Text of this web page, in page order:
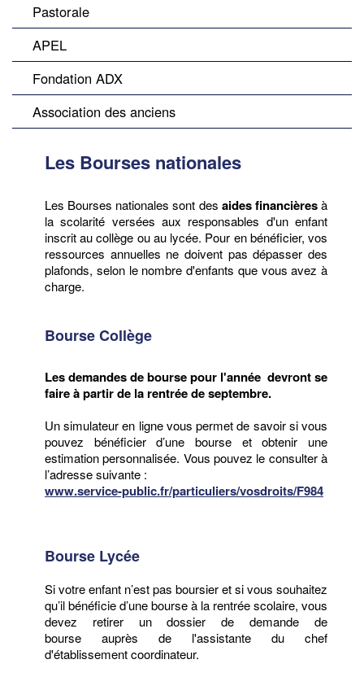
Pastorale
APEL
Fondation ADX
Association des anciens
Les Bourses nationales
Les Bourses nationales sont des aides financièresà
la scolarité versées aux responsables d'un enfant
inscrit au collège ou au lycée. Pour en bénéficier, vos
ressources annuelles ne doivent pas dépasser des
plafonds, selon le nombre d'enfants que vous avez à
charge.
Bourse Collège
Les demandes de bourse pour l'année devront se
faire à partir de la rentrée de septembre.
Un simulateur en ligne vous permet de savoir si vous
pouvez bénéficier d’une bourse et obtenir une
estimation personnalisée. Vous pouvez le consulter à
l’adresse suivante :
www.service-public.fr/particuliers/vosdroits/F984
Bourse Lycée
Si votre enfant n’est pas boursier et si vous souhaitez
qu’il bénéficie d’une bourse à la rentrée scolaire, vous
devez retirer un dossier de demande de
bourse auprès de l'assistante du chef
d'établissement coordinateur.